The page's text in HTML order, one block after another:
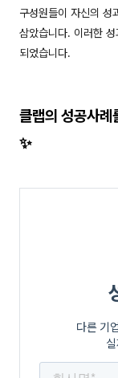
구성원들이 자신의 성
삼았습니다. 이러한
되었습니다.
클랩의 성공사례
✨